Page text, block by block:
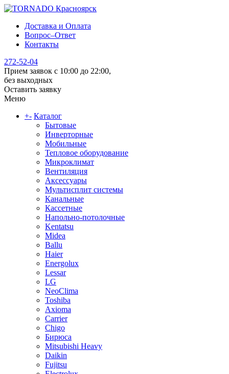
Доставка и Оплата
Вопрос–Ответ
Контакты
272-52-04
Прием заявок с 10:00 до 22:00,
без выходных
Оставить заявку
Меню
+- Каталог
Бытовые
Инверторные
Мобильные
Тепловое оборудование
Микроклимат
Вентиляция
Аксессуары
Мультисплит системы
Канальные
Кассетные
Напольно-потолочные
Kentatsu
Midea
Ballu
Haier
Energolux
Lessar
LG
NeoClima
Toshiba
Axioma
Carrier
Chigo
Бирюса
Mitsubishi Heavy
Daikin
Fujitsu